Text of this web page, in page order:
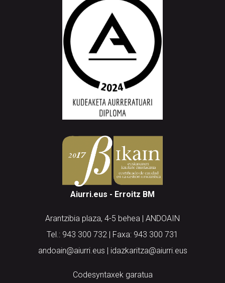
Aiurri.eus - Erroitz BM
Arantzibia plaza, 4-5 behea | ANDOAIN
Tel.: 943 300 732 | Faxa: 943 300 731
andoain@aiurri.eus | idazkaritza@aiurri.eus
Codesyntaxek garatua